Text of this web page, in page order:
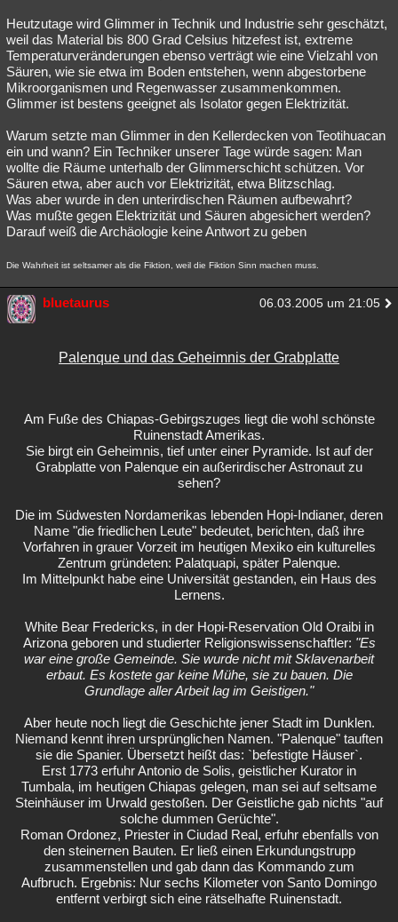
Heutzutage wird Glimmer in Technik und Industrie sehr geschätzt,
weil das Material bis 800 Grad Celsius hitzefest ist, extreme
Temperaturveränderungen ebenso verträgt wie eine Vielzahl von
Säuren, wie sie etwa im Boden entstehen, wenn abgestorbene
Mikroorganismen und Regenwasser zusammenkommen.
Glimmer ist bestens geeignet als Isolator gegen Elektrizität.
Warum setzte man Glimmer in den Kellerdecken von Teotihuacan
ein und wann? Ein Techniker unserer Tage würde sagen: Man
wollte die Räume unterhalb der Glimmerschicht schützen. Vor
Säuren etwa, aber auch vor Elektrizität, etwa Blitzschlag.
Was aber wurde in den unterirdischen Räumen aufbewahrt?
Was mußte gegen Elektrizität und Säuren abgesichert werden?
Darauf weiß die Archäologie keine Antwort zu geben
Die Wahrheit ist seltsamer als die Fiktion, weil die Fiktion Sinn machen muss.
bluetaurus 06.03.2005 um 21:05
Palenque und das Geheimnis der Grabplatte
Am Fuße des Chiapas-Gebirgszuges liegt die wohl schönste
Ruinenstadt Amerikas.
Sie birgt ein Geheimnis, tief unter einer Pyramide. Ist auf der
Grabplatte von Palenque ein außerirdischer Astronaut zu
sehen?
Die im Südwesten Nordamerikas lebenden Hopi-Indianer, deren
Name "die friedlichen Leute" bedeutet, berichten, daß ihre
Vorfahren in grauer Vorzeit im heutigen Mexiko ein kulturelles
Zentrum gründeten: Palatquapi, später Palenque.
Im Mittelpunkt habe eine Universität gestanden, ein Haus des
Lernens.
White Bear Fredericks, in der Hopi-Reservation Old Oraibi in
Arizona geboren und studierter Religionswissenschaftler: "Es
war eine große Gemeinde. Sie wurde nicht mit Sklavenarbeit
erbaut. Es kostete gar keine Mühe, sie zu bauen. Die
Grundlage aller Arbeit lag im Geistigen."
Aber heute noch liegt die Geschichte jener Stadt im Dunklen.
Niemand kennt ihren ursprünglichen Namen. "Palenque" tauften
sie die Spanier. Übersetzt heißt das: `befestigte Häuser`.
Erst 1773 erfuhr Antonio de Solis, geistlicher Kurator in
Tumbala, im heutigen Chiapas gelegen, man sei auf seltsame
Steinhäuser im Urwald gestoßen. Der Geistliche gab nichts "auf
solche dummen Gerüchte".
Roman Ordonez, Priester in Ciudad Real, erfuhr ebenfalls von
den steinernen Bauten. Er ließ einen Erkundungstrupp
zusammenstellen und gab dann das Kommando zum
Aufbruch. Ergebnis: Nur sechs Kilometer von Santo Domingo
entfernt verbirgt sich eine rätselhafte Ruinenstadt.